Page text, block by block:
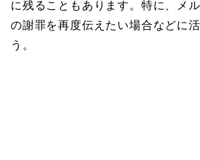
に残ることもあります。特に、メ
の謝罪を再度伝えたい場合などに
う。